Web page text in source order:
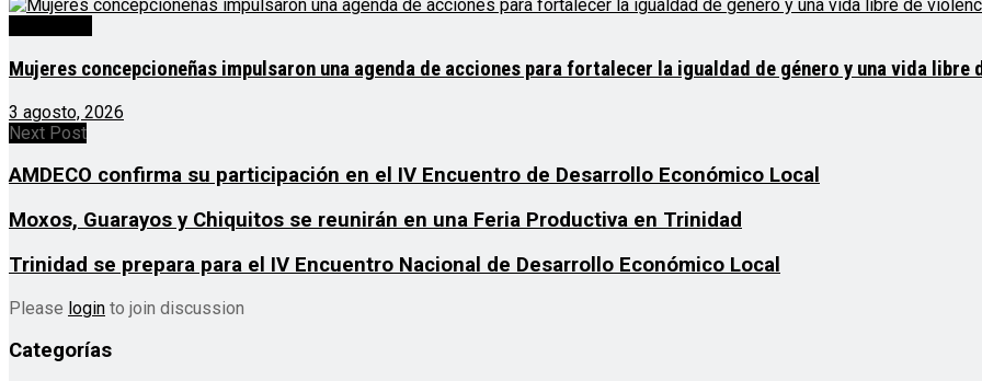
Mujeres concepcioneñas impulsaron una agenda de acciones para fortalecer la igualdad de género y una vida libre
3 agosto, 2026
Next Post
AMDECO confirma su participación en el IV Encuentro de Desarrollo Económico Local
Moxos, Guarayos y Chiquitos se reunirán en una Feria Productiva en Trinidad
Trinidad se prepara para el IV Encuentro Nacional de Desarrollo Económico Local
Please login to join discussion
Categorías